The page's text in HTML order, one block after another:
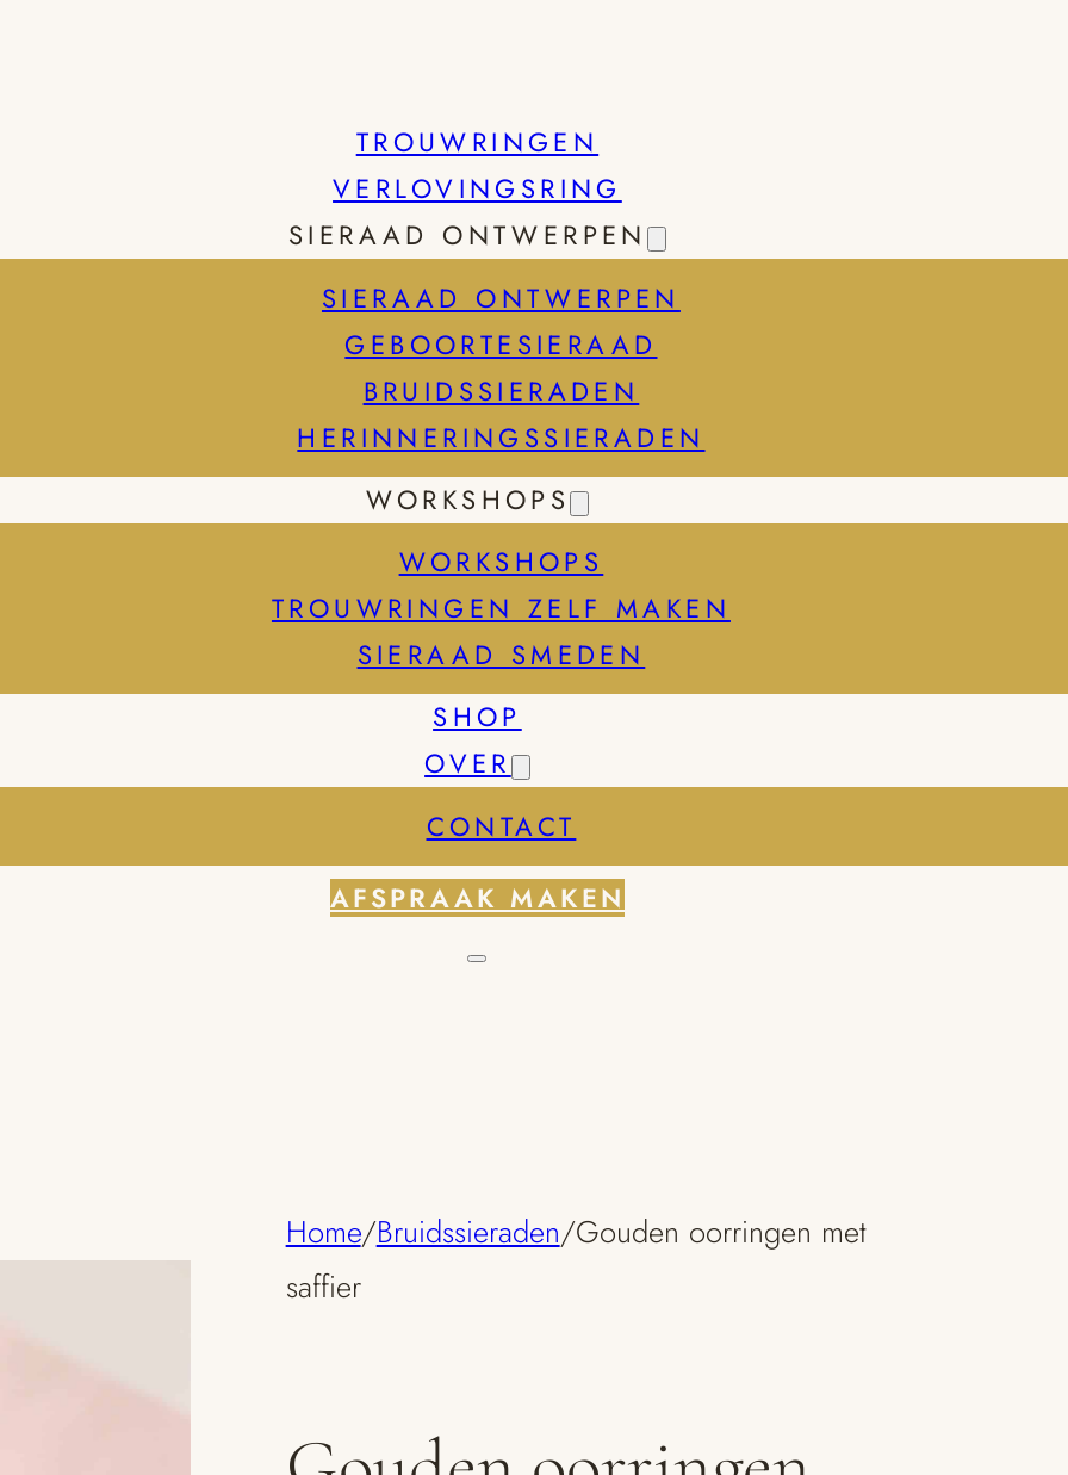
TROUWRINGEN
VERLOVINGSRING
SIERAAD ONTWERPEN
SIERAAD ONTWERPEN
GEBOORTESIERAAD
BRUIDSSIERADEN
HERINNERINGSSIERADEN
WORKSHOPS
WORKSHOPS
TROUWRINGEN ZELF MAKEN
SIERAAD SMEDEN
SHOP
OVER
CONTACT
AFSPRAAK MAKEN
Home/Bruidssieraden/Gouden oorringen met
saffier